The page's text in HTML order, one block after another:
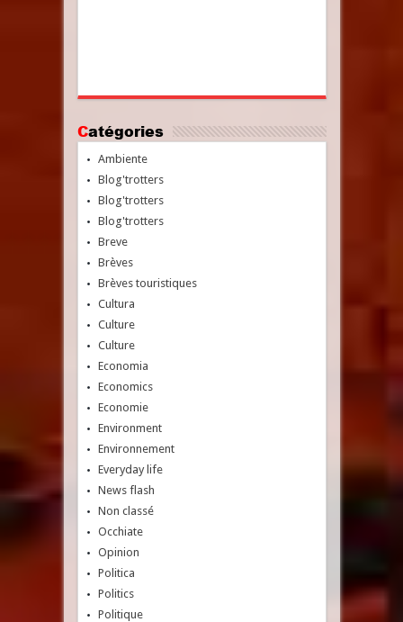
Catégories
Ambiente
Blog'trotters
Blog'trotters
Blog'trotters
Breve
Brèves
Brèves touristiques
Cultura
Culture
Culture
Economia
Economics
Economie
Environment
Environnement
Everyday life
News flash
Non classé
Occhiate
Opinion
Politica
Politics
Politique